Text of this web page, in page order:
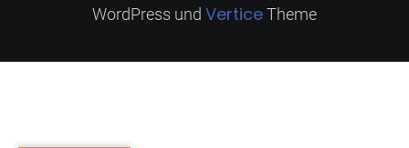
WordPress und VerticeTheme